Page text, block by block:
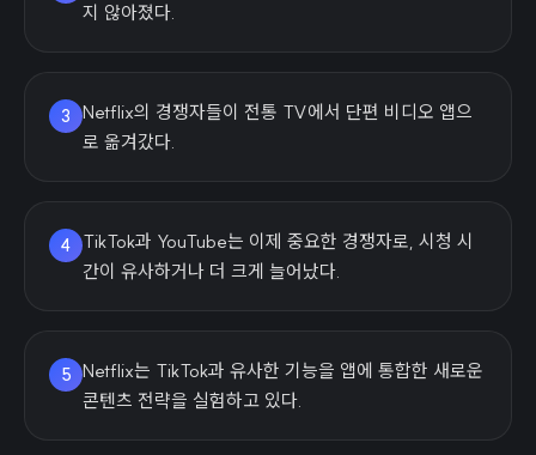
지 않아졌다.
3
Netflix의 경쟁자들이 전통 TV에서 단편 비디오 앱으
로 옮겨갔다.
4
TikTok과 YouTube는 이제 중요한 경쟁자로, 시청 시
간이 유사하거나 더 크게 늘어났다.
5 Netflix는 TikTok과 유사한 기능을 앱에 통합한 새로운
콘텐츠 전략을 실험하고 있다.